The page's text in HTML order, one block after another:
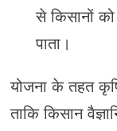
से किसानों
पाता।
योजना के तहत कृषि
ताकि किसान